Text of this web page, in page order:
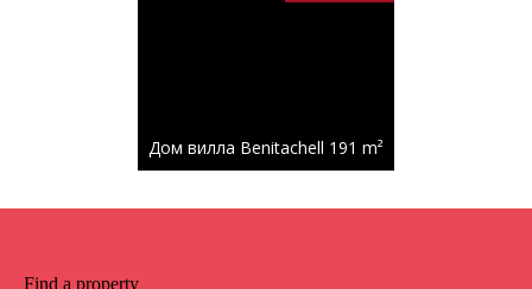
Дом вилла Benitachell 191 m²
Find a property